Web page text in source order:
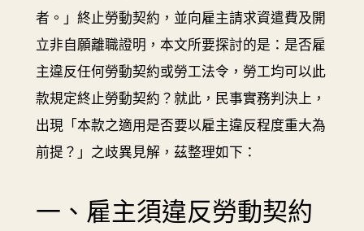
者。」終止勞動契約，並向雇主請求資遣費及開
立非自願離職證明，本文所要探討的是：是否雇
主違反任何勞動契約或勞工法令，勞工均可以此
款規定終止勞動契約？就此，民事實務判決上，
出現「本款之適用是否要以雇主違反程度重大為
前提？」之歧異見解，茲整理如下：
一、雇主須違反勞動契約